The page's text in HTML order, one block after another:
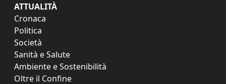
ATTUALITÀ
Cronaca
Politica
Società
Sanità e Salute
Ambiente e Sostenibilità
Oltre il Confine